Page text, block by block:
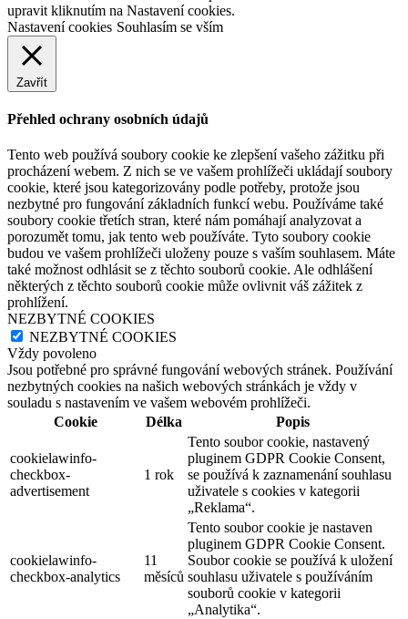
upravit kliknutím na Nastavení cookies.
Nastavení cookies Souhlasím se vším
Zavřít
Přehled ochrany osobních údajů
Tento web používá soubory cookie ke zlepšení vašeho zážitku při
procházení webem. Z nich se ve vašem prohlížeči ukládají soubory
cookie, které jsou kategorizovány podle potřeby, protože jsou
nezbytné pro fungování základních funkcí webu. Používáme také
soubory cookie třetích stran, které nám pomáhají analyzovat a
porozumět tomu, jak tento web používáte. Tyto soubory cookie
budou ve vašem prohlížeči uloženy pouze s vaším souhlasem. Máte
také možnost odhlásit se z těchto souborů cookie. Ale odhlášení
některých z těchto souborů cookie může ovlivnit váš zážitek z
prohlížení.
NEZBYTNÉ COOKIES
NEZBYTNÉ COOKIES
Vždy povoleno
Jsou potřebné pro správné fungování webových stránek. Používání
nezbytných cookies na našich webových stránkách je vždy v
souladu s nastavením ve vašem webovém prohlížeči.
Cookie
Délka Popis
cookielawinfo-
checkbox-
advertisement
1 rok
Tento soubor cookie, nastavený
pluginem GDPR Cookie Consent,
se používá k zaznamenání souhlasu
uživatele s cookies v kategorii
„Reklama“.
cookielawinfo-
checkbox-analytics
11
měsíců
Tento soubor cookie je nastaven
pluginem GDPR Cookie Consent.
Soubor cookie se používá k uložení
souhlasu uživatele s používáním
souborů cookie v kategorii
„Analytika“.